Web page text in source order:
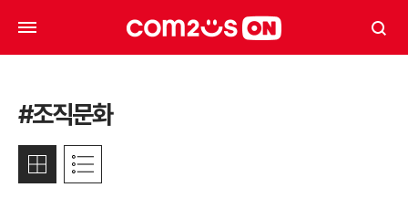
#조직문화